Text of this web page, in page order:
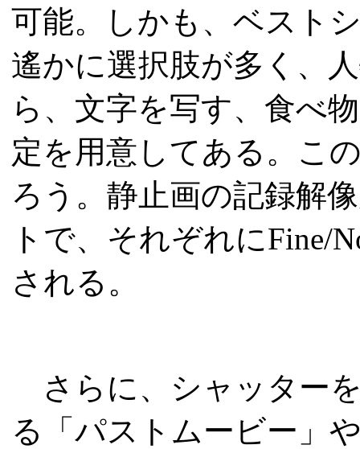
可能。しかも、ベスト
遙かに選択肢が多く、
ら、文字を写す、食べ
定を用意してある。こ
ろう。静止画の記録解
トで、それぞれにFine/
される。
さらに、シャッター
る「パストムービー」